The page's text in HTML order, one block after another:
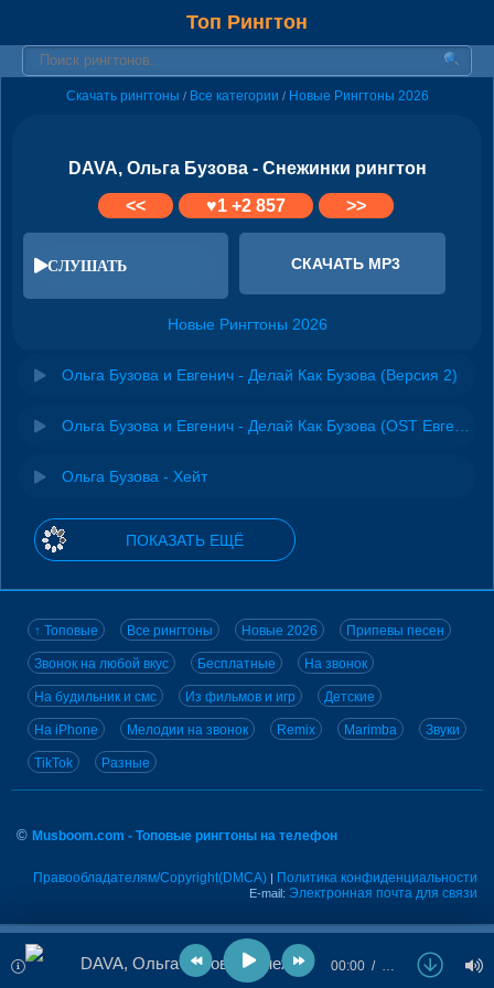
Топ Рингтон
Скачать рингтоны / Все категории / Новые Рингтоны 2026
DAVA, Ольга Бузова - Снежинки рингтон
<<
♥1 +2 857 >>
СЛУШАТЬ СКАЧАТЬ MP3
Новые Рингтоны 2026
Ольга Бузова и Евгенич - Делай Как Бузова (Версия 2)
Ольга Бузова - Хейт
ПОКАЗАТЬ ЕЩЁ
↑ Топовые Все рингтоны Новые 2026 Припевы песен
Звонок на любой вкус Бесплатные На звонок
На будильник и смс Из фильмов и игр Детские
На iPhone Мелодии на звонок Remix Marimba Звуки
TikTok Разные
© Musboom.com - Топовые рингтоны на телефон
Правообладателям/Copyright(DMCA) | Политика конфиденциальности
E-mail: Электронная почта для связи
DAVA, Ольга Бузова - Снежинки 00:00 …